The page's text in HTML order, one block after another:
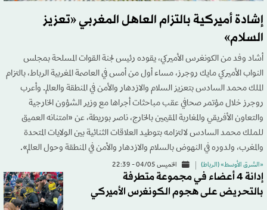
إشادة أميركية بالتزام العاهل المغربي «تعزيز
السلام»
أشاد وفد من الكونغرس الأميركي، يقوده رئيس لجنة القوات المسلحة بمجلس
النواب الأميركي مايك روجرز، مساء أول من أمس في العاصمة المغربية الرباط، بالتزام
الملك محمد السادس بتعزيز السلام والازدهار والأمن في المنطقة والعالم. وأعرب
روجرز خلال مؤتمر صحافي عقب مباحثات أجراها مع وزير الشؤون الخارجية
والتعاون الأفريقي والمغاربة المقيمين بالخارج، ناصر بوريطة، عن «امتنانه العميق
للملك محمد السادس لالتزامه بتوطيد العلاقات الثنائية بين الولايات المتحدة
والمغرب، ولدوره في النهوض بالسلام والازدهار والأمن في المنطقة وحول العالم».
«الشرق الأوسط» (الرباط) الخميس 04/05 - 22:39
إدانة 4 أعضاء في مجموعة متطرفة
بالتحريض على هجوم الكونغرس الأميركي